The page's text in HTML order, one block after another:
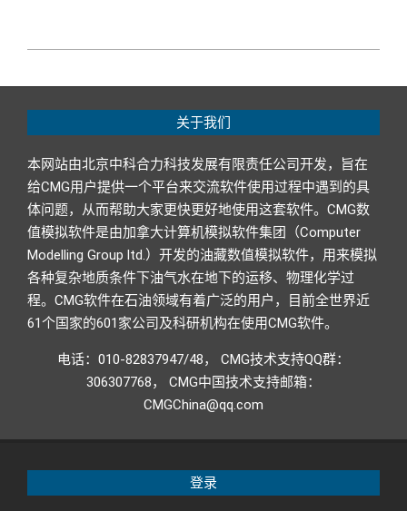
01-
关于我们
本网站由北京中科合力科技发展有限责任公司开发，旨在
给CMG用户提供一个平台来交流软件使用过程中遇到的具
体问题，从而帮助大家更快更好地使用这套软件。CMG数
值模拟软件是由加拿大计算机模拟软件集团（Computer
Modelling Group ltd.）开发的油藏数值模拟软件，用来模拟
各种复杂地质条件下油气水在地下的运移、物理化学过
程。CMG软件在石油领域有着广泛的用户，目前全世界近
61个国家的601家公司及科研机构在使用CMG软件。
电话：010-82837947/48， CMG技术支持QQ群：
306307768， CMG中国技术支持邮箱：
CMGChina@qq.com
登录